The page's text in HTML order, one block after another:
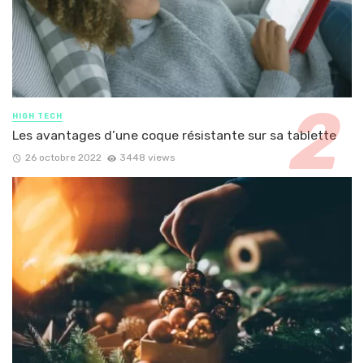
HIGH TECH
Les avantages d’une coque résistante sur sa tablette
26 octobre 2022 3448 views